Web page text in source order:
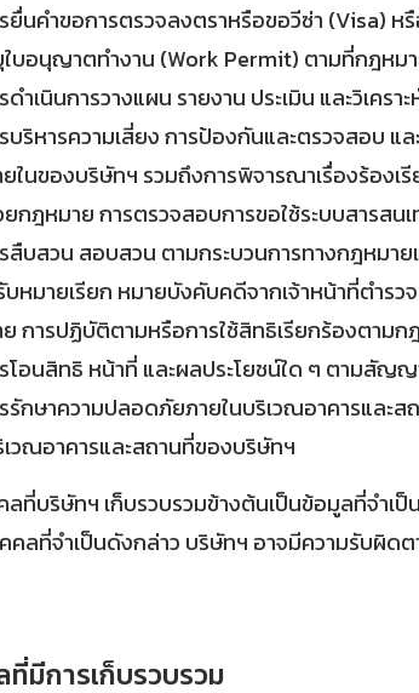
ยื่นคำขอการตรวจลงตราหรือขอวีซ่า (Visa)
บอนุญาตทำงาน (Work Permit) ตามที่กฎหม
ดำเนินการวางแผน รายงาน ประเมิน และวิเค
บริหารความเสี่ยง การป้องกันและตรวจสอบ
ในของบริษัทฯ รวมถึงการพิจารณาเรื่องร้อง
กฎหมาย การตรวจสอบการขอใช้ระบบสารสน
สืบสวน สอบสวน ตามกระบวนการทางกฎหมา
บหมายเรียก หมายบังคับคดีจากเจ้าหน้าที่ตำร
การปฏิบัติตามหรือการใช้สิทธิเรียกร้องตาม
โอนสิทธิ หน้าที่ และผลประโยชน์ใด ๆ ตามสัญ
รักษาความปลอดภัยภายในบริเวณอาคารและ
วณอาคารและสถานที่ของบริษัทฯ
ที่บริษัทฯ เก็บรวบรวมข้างต้นเป็นข้อมูลที่จำ
คลที่จำเป็นดังกล่าว บริษัทฯ อาจมีความรับผิ
มีการเก็บรวบรวม